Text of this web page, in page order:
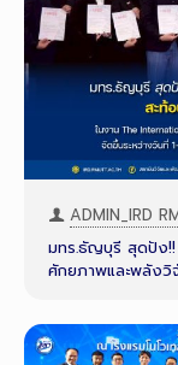
ADMIN_IRD
มทร.ธัญบุรี สุดปัง!!
ศักยภาพและพลังวิ